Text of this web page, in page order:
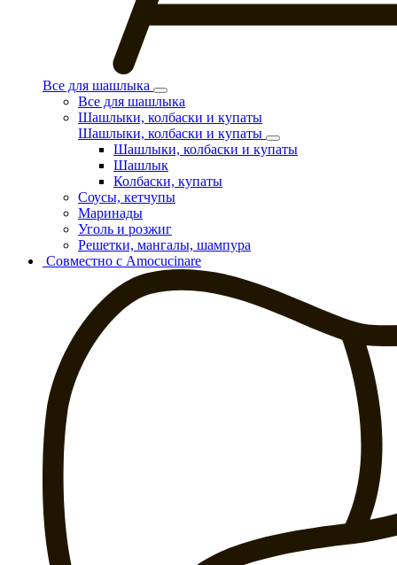
Все для шашлыка
Все для шашлыка
Шашлыки, колбаски и купаты
Шашлыки, колбаски и купаты
Шашлыки, колбаски и купаты
Шашлык
Колбаски, купаты
Соусы, кетчупы
Маринады
Уголь и розжиг
Решетки, мангалы, шампура
Совместно с Amocucinare